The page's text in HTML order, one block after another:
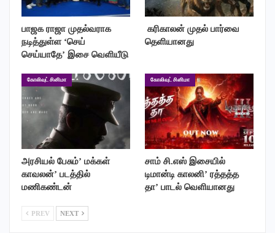
இந்த படம் வந்தபிறகு ஆண் பெண் நட்புக்கே இன்னொரு முகம்
கிடைக்கும். நாயகன் நாயகி என்று சொல்ல முடியாத அளவிற்கு
எல்லோருக்கும் முக்கியத்துவம் இருக்கும். சாந்தகுமார் ஒளிப்பதிவு
செய்ய டி.எம்.உதயகுமார் இசையமைக்கிறார். படத்தில் கிரிக்கெட்
காட்சியும் இருக்கிறது. ஹர்பஜன் சிங் தீவிர ரஜினி ரசிகராக
நடிக்கிறார். படத்தில் சூப்பர் ஸ்டார் ஆந்தம் என்று ஒரு பாடலை சிம்பு
பாடியுள்ளார். தயாரிப்பாளர் ஜே.சதீஷ்குமார், மறைந்த நடிகர் சுபா
வெங்கட் உள்ளிட்டோர் முக்கிய கதாபாத்திரங்களில் நடிக்கின்றனர்.
இவ்வாறு அவர்கள் கூறினார்கள்.
பாஜக ராஜா முதல்வராக
நடித்துள்ள ‘செய்
செய்யாதே’ இசை வெளியீடு
‎ கரிகாலன் முதல் பார்வை
தெளியானது
கோலிவுட் சினிமா
அரசியல் பேசும்’ மக்கள்
காவலன்’ படத்தில்
மணிகண்டன்
கோலிவுட் சினிமா
சாம் சி.எஸ் இசையில்
டிமான்டி காலனி’ ரத்தத்த
தா’ பாடல் வெளியானது
PREV NEXT